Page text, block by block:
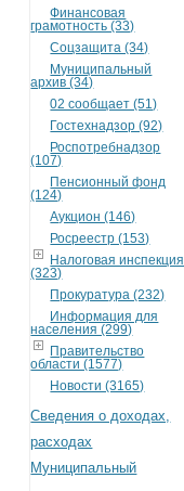
Финансовая
грамотность (33)
Соцзащита (34)
Муниципальный
архив (34)
02 сообщает (51)
Гостехнадзор (92)
Роспотребнадзор
(107)
Пенсионный фонд
(124)
Аукцион (146)
Росреестр (153)
Налоговая инспекция
(323)
Прокуратура (232)
Информация для
населения (299)
Правительство
области (1577)
Новости (3165)
Сведения о доходах,
расходах
Муниципальный